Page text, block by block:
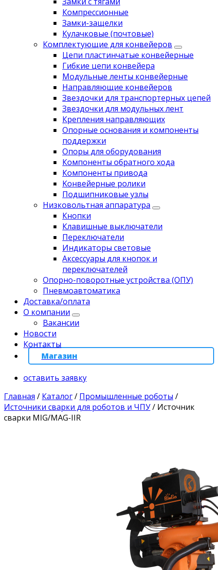
Компрессионные
Замки-защелки
Кулачковые (почтовые)
Комплектующие для конвейеров
Цепи пластинчатые конвейерные
Гибкие цепи конвейера
Модульные ленты конвейерные
Направляющие конвейеров
Звездочки для транспортерных цепей
Звездочки для модульных лент
Крепления направляющих
Опорные основания и компоненты
поддержки
Опоры для оборудования
Компоненты обратного хода
Компоненты привода
Koнвейерныe pолики
Подшипниковые узлы
Низковольтная аппаратура
Кнопки
Клавишные выключатели
Переключатели
Индикаторы световые
Аксессуары для кнопок и
переключателей
Опорно-поворотные устройства (ОПУ)
Пневмоавтоматика
Доставка/оплата
О компании
Вакансии
Новости
Контакты
Магазин
оставить заявку
Главная / Каталог/ Промышленные роботы /
Источники сварки для роботов и ЧПУ/ Источник
сварки MIG/MAG-IIR